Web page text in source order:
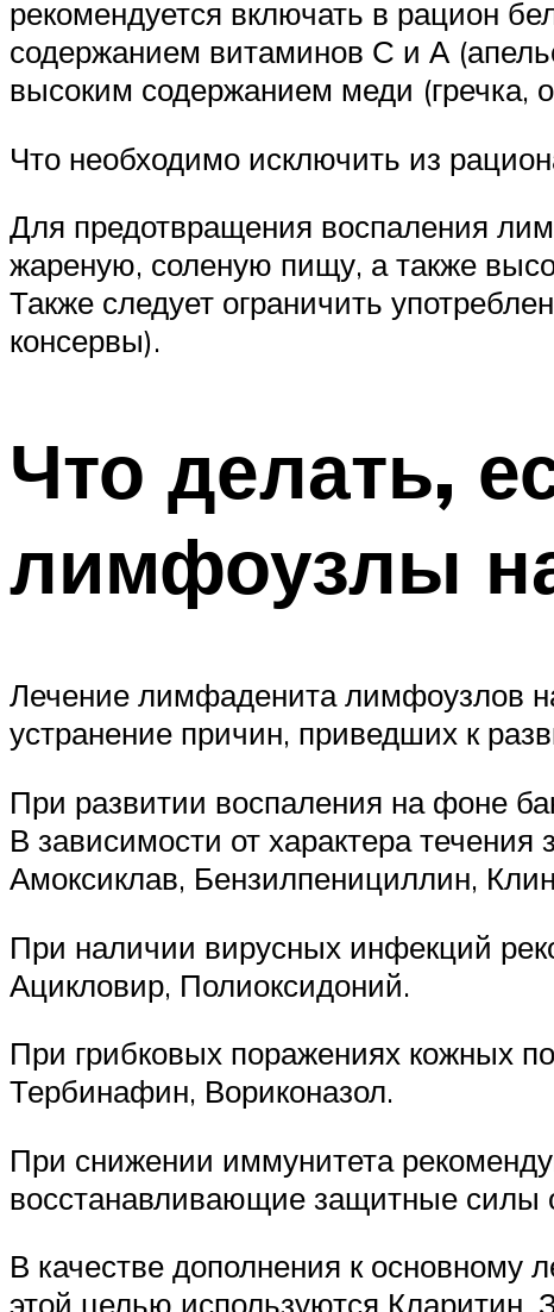
рекомендуется включать в рацион
содержанием витаминов С и А
высоким содержанием меди (гречка,
Что необходимо исключить из
Для предотвращения воспаления
жареную, соленую пищу, а также
Также следует ограничить
консервы).
Что делать,
лимфоузлы
Лечение лимфаденита лимфоузлов
устранение причин, приведших к
При развитии воспаления на фоне
В зависимости от характера
Амоксиклав, Бензилпенициллин,
При наличии вирусных инфекций
Ацикловир, Полиоксидоний.
При грибковых поражениях кожных
Тербинафин, Вориконазол.
При снижении иммунитета
восстанавливающие защитные силы
В качестве дополнения к основному
этой целью используются Кларитин,